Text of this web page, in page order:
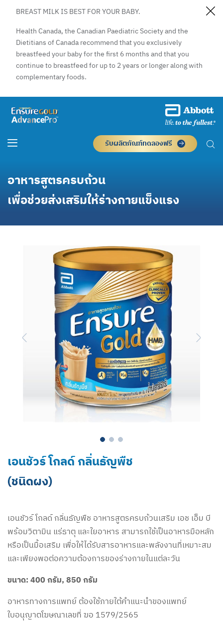
BREAST MILK IS BEST FOR YOUR BABY.
Health Canada, the Canadian Paediatric Society and the
Dietitians of Canada recommend that you exclusively
breastfeed your baby for the first 6 months and that you
continue to breastfeed for up to 2 years or longer along with
complementary foods.
รับผลิตภัณฑ์ทดลองฟรี
อาหารสูตรครบถ้วน
เพื่อช่วยส่งเสริมให้ร่างกายแข็งแรง
Previous
เอนชัวร์ โกลด์ กลิ่นธัญพืช
(ชนิดผง)
เอนชัวร์ โกลด์ กลิ่นธัญพืช อาหารสูตรครบถ้วนเสริม เอช เอ็ม บี
พร้อมวิตามิน แร่ธาตุ และใยอาหาร สามารถใช้เป็นอาหารมือหลัก
หรือเป็นมื้อเสริม เพื่อให้ได้รับสารอาหารและพลังงานที่เหมาะสม
และเพียงพอต่อความต้องการของร่างกายในแต่ละวัน
ขนาด: 400 กรัม, 850 กรัม
อาหารทางการแพทย์ ต้องใช้ภายใต้คำแนะนำของแพทย์
ใบอนุญาตโฆษณาเลขที่ ฆอ 1579/2565